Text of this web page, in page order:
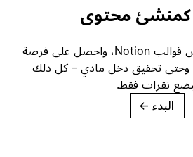
محتوى
أرسل قالبك إلى معرض قوالب Notion، واحصل على فرصة
تحقيق دخل مادي – كل ذلك
فقط.
→